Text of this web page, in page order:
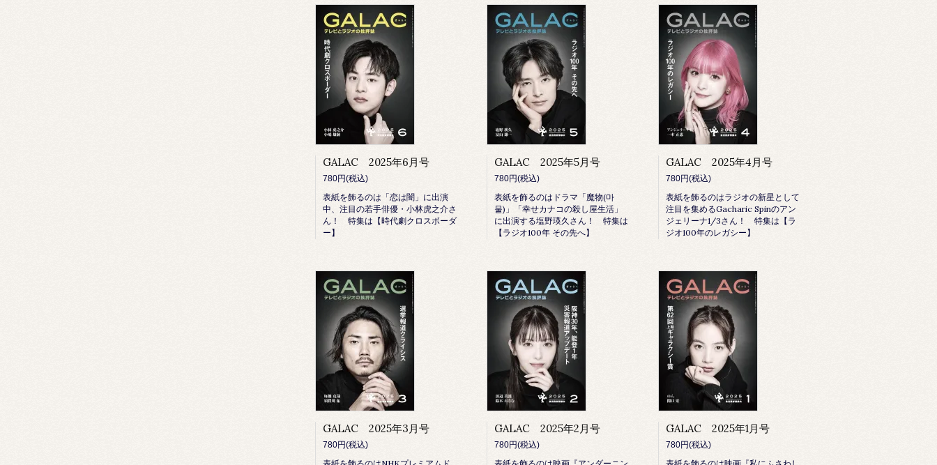
GALAC 2025年6月号
780円(税込)
表紙を飾るのは「恋は闇」に出演
中、注目の若手俳優・小林虎之介さ
ん！ 特集は【時代劇クロスボーダ
ー】
GALAC 2025年5月号
780円(税込)
表紙を飾るのはドラマ「魔物(마
물)」「幸せカナコの殺し屋生活」
に出演する塩野瑛久さん！ 特集は
【ラジオ100年 その先へ】
GALAC 2025年4月号
780円(税込)
表紙を飾るのはラジオの新星として
注目を集めるGacharic Spinのアン
ジェリーナ1/3さん！ 特集は【ラ
ジオ100年のレガシー】
GALAC 2025年3月号
780円(税込)
GALAC 2025年2月号
780円(税込)
GALAC 2025年1月号
780円(税込)